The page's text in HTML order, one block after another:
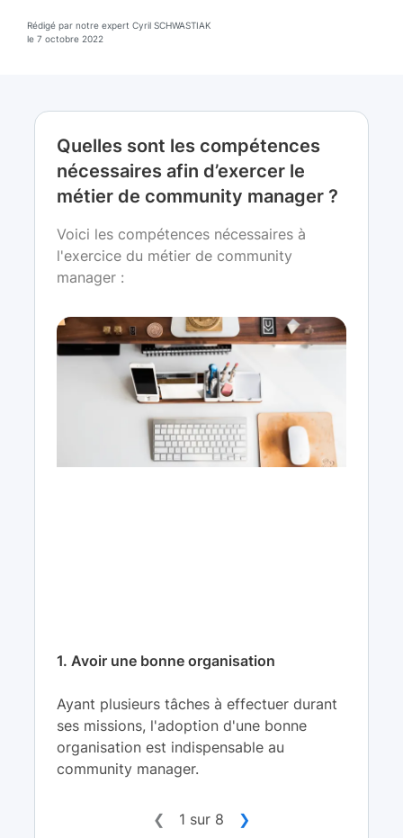
Rédigé par notre expert Cyril SCHWASTIAK
le 7 octobre 2022
Quelles sont les compétences
nécessaires afin d’exercer le
métier de community manager ?
Voici les compétences nécessaires à
l'exercice du métier de community
manager :
1. Avoir une bonne organisation
Ayant plusieurs tâches à effectuer durant
ses missions, l'adoption d'une bonne
organisation est indispensable au
community manager.
❮ 1 sur 8 ❯